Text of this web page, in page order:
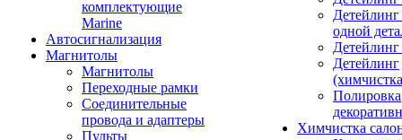
комплектующие
Marine
Автосигнализация
Магнитолы
Магнитолы
Переходные рамки
Соединительные
провода и адаптеры
Пульты
одной
Детейлинг
Полировка
Химчистка